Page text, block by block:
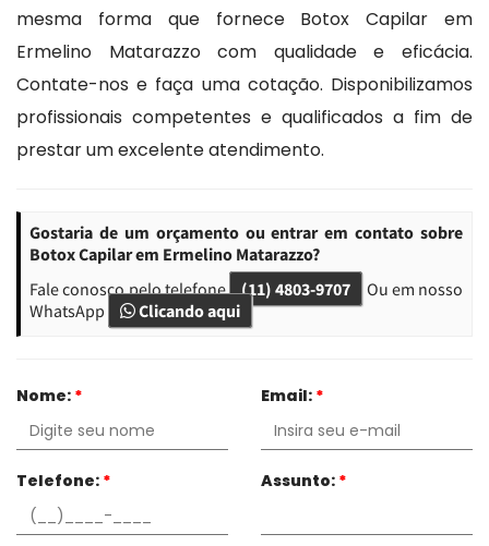
mesma forma que fornece Botox Capilar em
Ermelino Matarazzo com qualidade e eficácia.
Contate-nos e faça uma cotação. Disponibilizamos
profissionais competentes e qualificados a fim de
prestar um excelente atendimento.
Gostaria de um orçamento ou entrar em contato sobre
Botox Capilar em Ermelino Matarazzo?
Fale conosco pelo telefone (11) 4803-9707
Ou em nosso
WhatsApp
Clicando aqui
Nome: * Email: *
Telefone: * Assunto: *